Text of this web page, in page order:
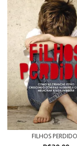
FILHOS